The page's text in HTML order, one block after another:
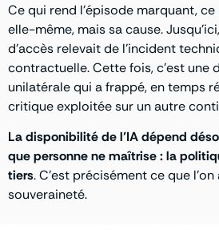
Ce qui rend l’épisode marquant,
elle-même, mais sa cause.
d’accès relevait de l’incident
contractuelle. Cette fois, c’est une
unilatérale qui a frappé, en temps
critique exploitée sur un autre
La disponibilité de l’IA dépend
que personne ne maîtrise : la
tiers. C’est précisément ce que
souveraineté.